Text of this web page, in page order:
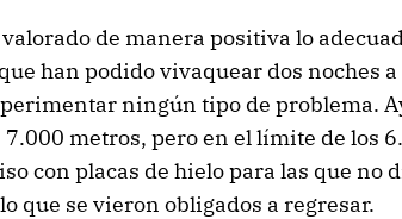
de manera positiva lo
han podido vivaquear dos noches
ningún tipo de problema.
metros, pero en el límite de los
con placas de hielo para las que no
que se vieron obligados a regresar.